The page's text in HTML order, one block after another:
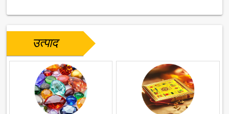
उत्पाद